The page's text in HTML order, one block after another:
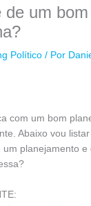
de um
Político / Por
com um bom
Abaixo vou
planejamento